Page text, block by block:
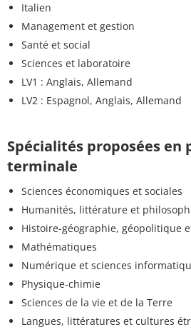
Italien
Management et gestion
Santé et social
Sciences et laboratoire
LV1 : Anglais, Allemand
LV2 : Espagnol, Anglais, Allemand
Spécialités proposées en
terminale
Sciences économiques et sociales
Humanités, littérature et
Histoire-géographie, géopolitique
Mathématiques
Numérique et sciences
Physique-chimie
Sciences de la vie et de la Terre
Langues, littératures et cultures